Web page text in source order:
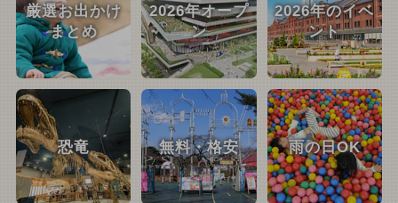
厳選お出かけ
まとめ
2026年オープ
ン
2026年のイベ
ント
恐竜 無料・格安 雨の日OK